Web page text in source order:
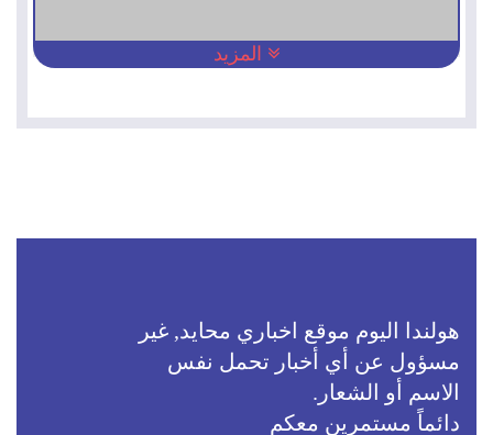
المزيد
هولندا اليوم موقع اخباري محايد, غير
مسؤول عن أي أخبار تحمل نفس
الاسم أو الشعار.
دائماً مستمرين معكم